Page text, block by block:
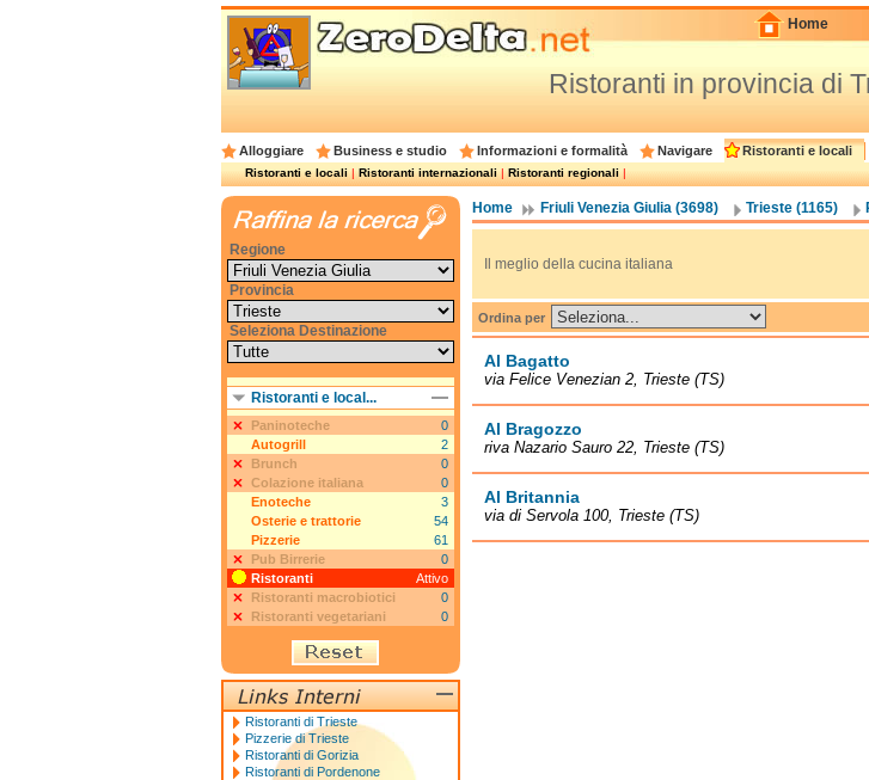
Home
Ristoranti in provincia di
Alloggiare Business e studio Informazioni e formalità Navigare Ristoranti e locali
Ristoranti e locali|Ristoranti internazionali|Ristoranti regionali|
Home Friuli Venezia Giulia (3698) Trieste (1165)
Il meglio della cucina italiana
Ordina per
Al Bagatto
via Felice Venezian 2, Trieste (TS)
Al Bragozzo
riva Nazario Sauro 22, Trieste (TS)
Al Britannia
via di Servola 100, Trieste (TS)
Regione
Provincia
Seleziona Destinazione
Ristoranti e local...
Paninoteche
0
Autogrill
2
Brunch
0
Colazione italiana
0
Enoteche
3
Osterie e trattorie
54
Pizzerie
61
Pub Birrerie
0
Ristoranti
Attivo
Ristoranti macrobiotici
0
Ristoranti vegetariani
0
Ristoranti di Trieste
Pizzerie di Trieste
Ristoranti di Gorizia
Ristoranti di Pordenone